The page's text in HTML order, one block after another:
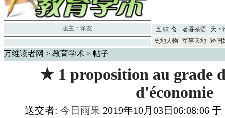
版主： 诤友 五 味 斋 茗香茶语
天下
史地人物
军事天地 跨国
万维读者网 > 教育学术 > 帖子
★ 1 proposition au grade
d'économie
送交者: 今日雨果 2019年10月03日06:08:06